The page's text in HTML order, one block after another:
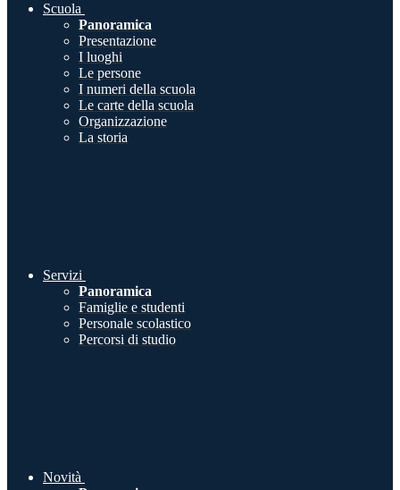
Scuola
Panoramica
Presentazione
I luoghi
Le persone
I numeri della scuola
Le carte della scuola
Organizzazione
La storia
Servizi
Panoramica
Famiglie e studenti
Personale scolastico
Percorsi di studio
Novità